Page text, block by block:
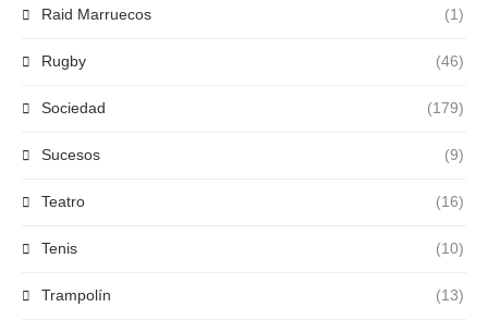
Raid Marruecos (1)
Rugby (46)
Sociedad (179)
Sucesos (9)
Teatro (16)
Tenis (10)
Trampolín (13)